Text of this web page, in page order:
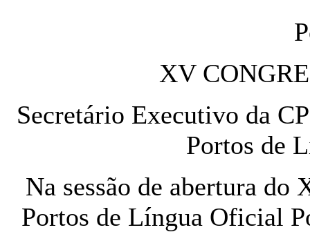
XV
Secretário Executivo da
Portos de
Na sessão de abertura do
Portos de Língua Oficial